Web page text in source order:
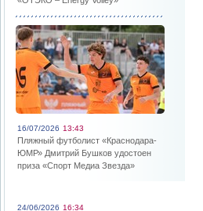
16/07/2026 13:43
Пляжный футболист «Краснодара-
ЮМР» Дмитрий Бушков удостоен
приза «Спорт Медиа Звезда»
24/06/2026 16:34